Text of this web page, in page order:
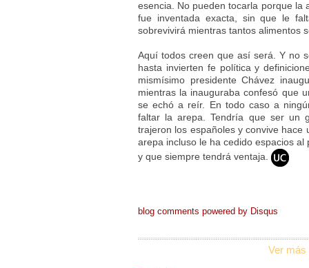
esencia. No pueden tocarla porque la
fue inventada exacta, sin que le
sobrevivirá mientras tantos alimentos
Aquí todos creen que así será. Y no
hasta invierten fe política y
mismísimo presidente Chávez
mientras la inauguraba confesó que
se echó a reír. En todo caso a
faltar la arepa. Tendría que ser un
trajeron los españoles y convive
arepa incluso le ha cedido espacios
y que siempre tendrá ventaja.
blog comments powered by Disqus
Ver más